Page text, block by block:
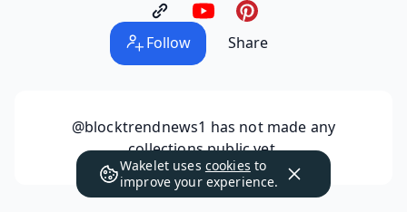
Follow Share
@blocktrendnews1 has not made any
collections public yet.
Wakelet uses cookies to
improve your experience.